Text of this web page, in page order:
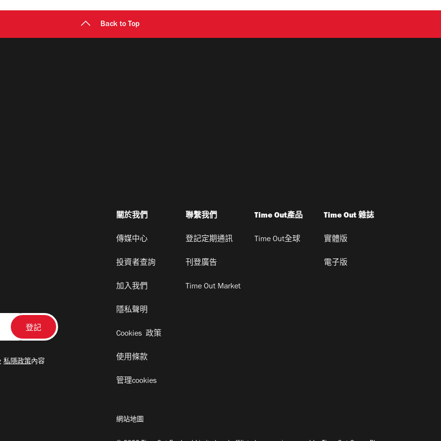
Back to Top
私隱政策內容
關於我們
傳媒中心
投資者查詢
加入我們
隱私聲明
Cookies 政策
使用條款
管理cookies
聯繫我們
登記定期通訊
刊登廣告
Time Out Market
Time Out產品
Time Out全球
Time Out 雜誌
實體版
電子版
網站地圖